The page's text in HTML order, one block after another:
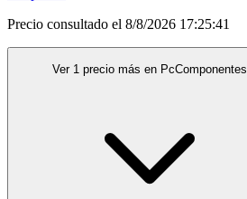
Precio consultado el 8/8/2026 17:25:41
Ver 1 precio más en PcComponentes